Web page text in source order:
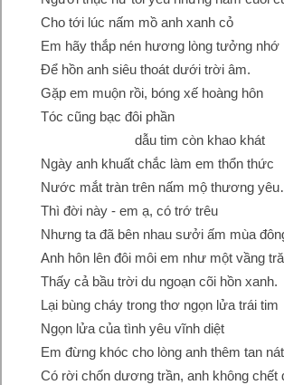
Cho tới lúc nấm mồ anh xanh cỏ
Em hãy thắp nén hương lòng tưởng nhớ
Để hồn anh siêu thoát dưới trời âm.
Gặp em muộn rồi, bóng xế hoàng hôn
Tóc cũng bạc đôi phần
dẫu tim còn khao khát
Ngày anh khuất chắc làm em thổn thức
Nước mắt tràn trên nấm mộ thương
Thì đời này - em ạ, có trớ trêu
Nhưng ta đã bên nhau sưởi ấm mùa
Anh hôn lên đôi môi em như một vầng
Thấy cả bầu trời du ngoạn cõi hồn xanh.
Lại bùng cháy trong thơ ngọn lửa trái tim
Ngọn lửa của tình yêu vĩnh diệt
Em đừng khóc cho lòng anh thêm tan nát
Có rời chốn dương trần, anh không chết